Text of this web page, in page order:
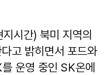
시간) 북미 지역의
고 밝히면서 포드와
운영 중인 SK온에